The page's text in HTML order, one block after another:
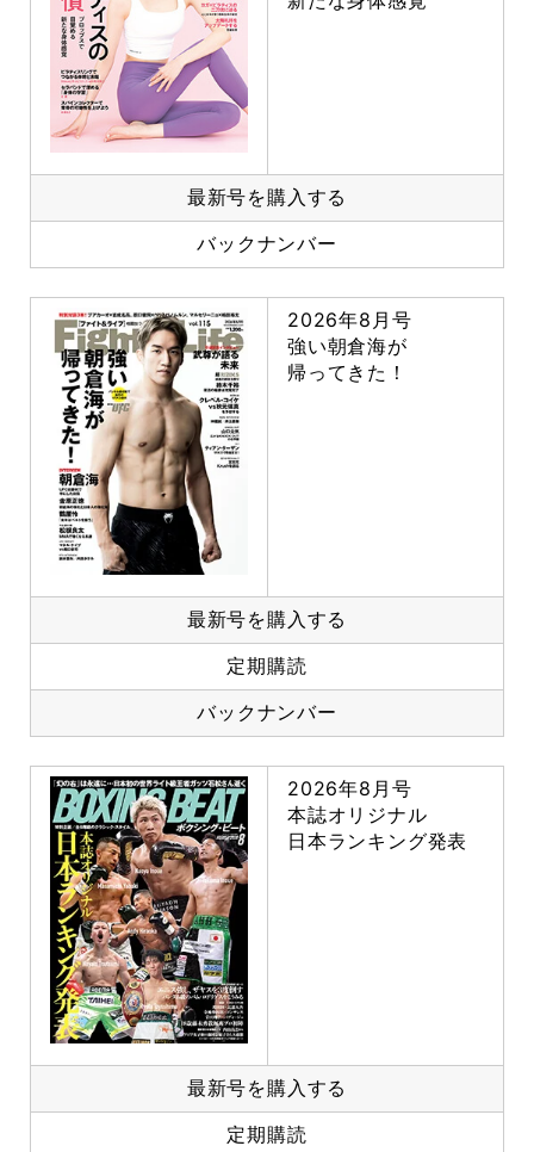
最新号を購入する
バックナンバー
2026年8月号
強い朝倉海が
帰ってきた！
最新号を購入する
定期購読
バックナンバー
2026年8月号
本誌オリジナル
日本ランキング発表
最新号を購入する
定期購読